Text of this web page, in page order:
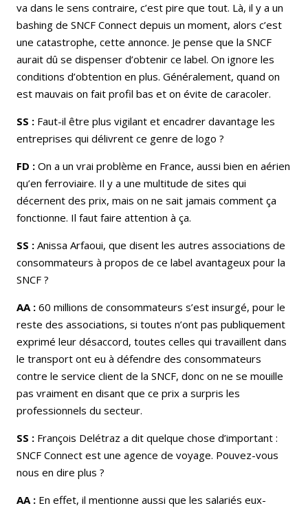
va dans le sens contraire, c’est pire que tout. Là, il y a un
bashing de SNCF Connect depuis un moment, alors c’est
une catastrophe, cette annonce. Je pense que la SNCF
aurait dû se dispenser d’obtenir ce label. On ignore les
conditions d’obtention en plus. Généralement, quand on
est mauvais on fait profil bas et on évite de caracoler.
SS : Faut-il être plus vigilant et encadrer davantage les
entreprises qui délivrent ce genre de logo ?
FD : On a un vrai problème en France, aussi bien en aérien
qu’en ferroviaire. Il y a une multitude de sites qui
décernent des prix, mais on ne sait jamais comment ça
fonctionne. Il faut faire attention à ça.
SS : Anissa Arfaoui, que disent les autres associations de
consommateurs à propos de ce label avantageux pour la
SNCF ?
AA : 60 millions de consommateurs s’est insurgé, pour le
reste des associations, si toutes n’ont pas publiquement
exprimé leur désaccord, toutes celles qui travaillent dans
le transport ont eu à défendre des consommateurs
contre le service client de la SNCF, donc on ne se mouille
pas vraiment en disant que ce prix a surpris les
professionnels du secteur.
SS : François Delétraz a dit quelque chose d’important :
SNCF Connect est une agence de voyage. Pouvez-vous
nous en dire plus ?
AA : En effet, il mentionne aussi que les salariés eux-